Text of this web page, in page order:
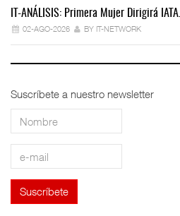
IT-ANÁLISIS: Primera Mujer Dirigirá IATA…
02-AGO-2026 BY IT-NETWORK
Suscríbete a nuestro newsletter